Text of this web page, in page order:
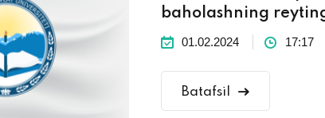
baholashning
01.02.2024 17:17
Batafsil